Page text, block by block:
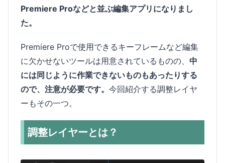
Premiere Proなどと並ぶ編集アプリになりまし
た。
Premiere Proで使用できるキーフレームなど編集
に欠かせないツールは用意されているものの、 中
には同じように作業できないものもあったりする
ので、注意が必要です。 今回紹介する調整レイヤ
ーもその一つ。
調整レイヤーとは？